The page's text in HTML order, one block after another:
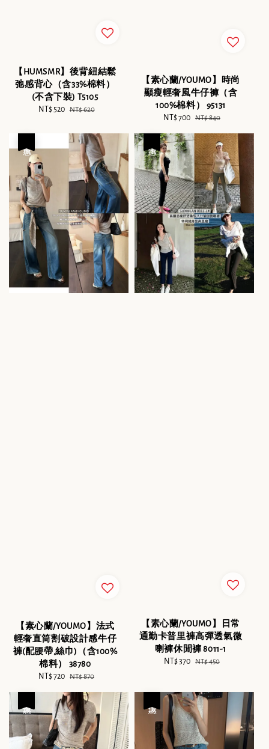
【HUMSMR】後背紐結鬆
弛感背心（含33%棉料）
(不含下裝) T5105
Sale
NT$ 520 Regular
NT$ 620
【素心蘭/YOUMO】時尚
顯瘦輕奢風牛仔褲（含
100%棉料） 95131
Sale
NT$ 700 Regular
NT$ 840
【素心蘭/YOUMO】法式
輕奢直筒割破設計感牛仔
褲(配腰帶,絲巾)（含100%
棉料） 38780
Sale
NT$ 720 Regular
NT$ 870
【素心蘭/YOUMO】日常
通勤卡普里褲高彈透氣微
喇褲休閒褲 8011-1
Sale
NT$ 370 Regular
NT$ 450